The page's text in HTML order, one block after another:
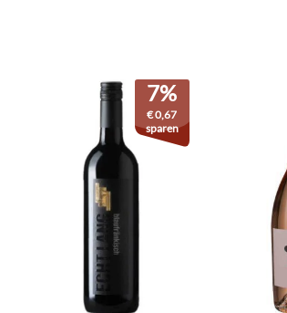
7%
€0,67
sparen